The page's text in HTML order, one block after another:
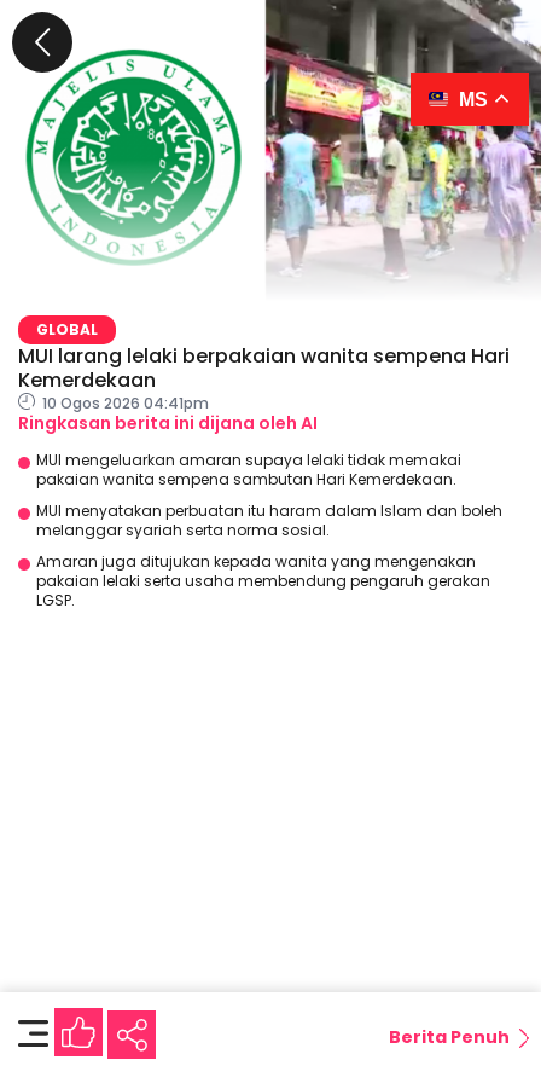
GLOBAL
MUI larang lelaki berpakaian wanita sempena Hari
Kemerdekaan
10 Ogos 2026 04:41pm
Ringkasan berita ini dijana oleh AI
MUI mengeluarkan amaran supaya lelaki tidak memakai
pakaian wanita sempena sambutan Hari Kemerdekaan.
MUI menyatakan perbuatan itu haram dalam Islam dan boleh
melanggar syariah serta norma sosial.
Amaran juga ditujukan kepada wanita yang mengenakan
pakaian lelaki serta usaha membendung pengaruh gerakan
LGSP.
Berita Penuh
MS